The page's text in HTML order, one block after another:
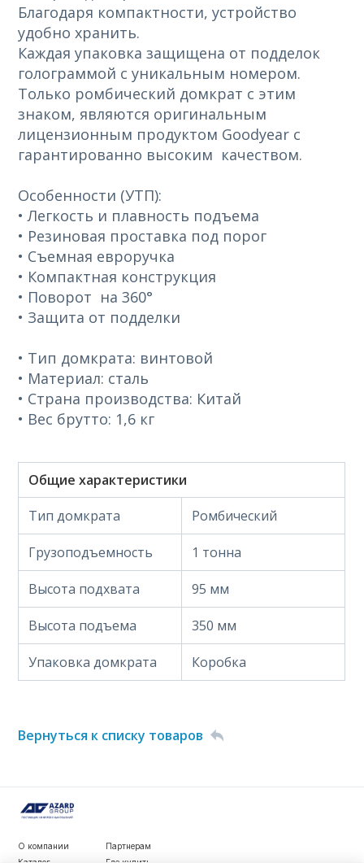
Благодаря компактности, устройство
удобно хранить.
Каждая упаковка защищена от подделок
голограммой с уникальным номером.
Только ромбический домкрат с этим
знаком, являются оригинальным
лицензионным продуктом Goodyear с
гарантированно высоким качеством.
Особенности (УТП):
• Легкость и плавность подъема
• Резиновая проставка под порог
• Съемная евроручка
• Компактная конструкция
• Поворот на 360°
• Защита от подделки
• Тип домкрата: винтовой
• Материал: сталь
• Страна производства: Китай
• Вес брутто: 1,6 кг
Общие характеристики
Тип домкрата
Ромбический
Грузоподъемность 1 тонна
Высота подхвата 95 мм
Высота подъема 350 мм
Упаковка домкрата Коробка
Вернуться к списку товаров
О компании
Партнерам